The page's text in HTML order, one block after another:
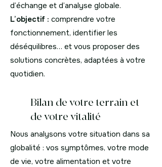
d’échange et d’analyse globale.
L’objectif : comprendre votre
fonctionnement, identifier les
déséquilibres… et vous proposer des
solutions concrètes, adaptées à votre
quotidien.
Bilan de votre terrain et
de votre vitalité
Nous analysons votre situation dans sa
globalité : vos symptômes, votre mode
de vie, votre alimentation et votre